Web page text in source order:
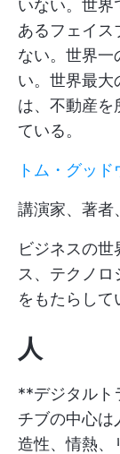
いない。世界
あるフェイス
ない。世界一
い。世界最
は、不動産を
ている。
トム・グッド
講演家、著者
ビジネスの
ス、テクノ
をもたらして
人
**デジタルト
チブの中心は
造性、情熱、